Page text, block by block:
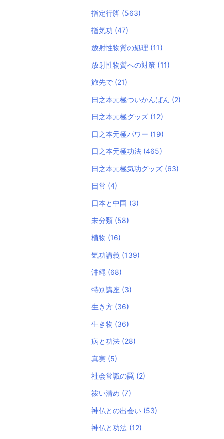
指定行脚 (563)
指気功 (47)
放射性物質の処理 (11)
放射性物質への対策 (11)
旅先で (21)
日之本元極ついかんばん (2)
日之本元極グッズ (12)
日之本元極パワー (19)
日之本元極功法 (465)
日之本元極気功グッズ (63)
日常 (4)
日本と中国 (3)
未分類 (58)
植物 (16)
気功講義 (139)
沖縄 (68)
特別講座 (3)
生き方 (36)
生き物 (36)
病と功法 (28)
真実 (5)
社会常識の罠 (2)
祓い清め (7)
神仏との出会い (53)
神仏と功法 (12)